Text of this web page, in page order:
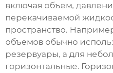
включая объем,
перекачиваемой
пространство.
объемов обычно
резервуары, а для
горизонтальные.